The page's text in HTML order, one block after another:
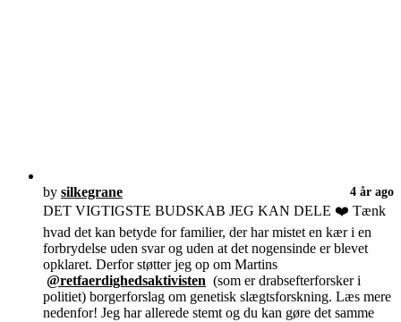
by silkegrane 4 år ago
DET VIGTIGSTE BUDSKAB JEG KAN DELE ❤️ Tænk
hvad det kan betyde for familier, der har mistet en kær i en
forbrydelse uden svar og uden at det nogensinde er blevet
opklaret. Derfor støtter jeg op om Martins
@retfaerdighedsaktivisten (som er drabsefterforsker i
politiet) borgerforslag om genetisk slægtsforskning. Læs mere
nedenfor! Jeg har allerede stemt og du kan gøre det samme